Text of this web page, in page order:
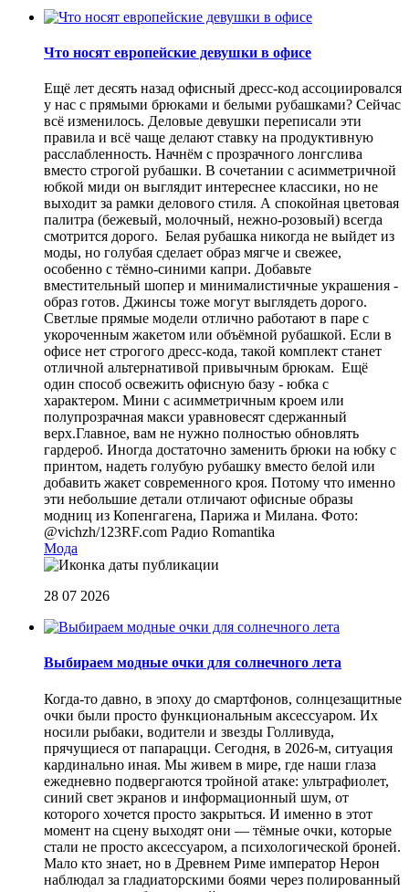
Что носят европейские девушки в офисе
Ещё лет десять назад офисный дресс-код ассоциировался
у нас с прямыми брюками и белыми рубашками? Сейчас
всё изменилось. Деловые девушки переписали эти
правила и всё чаще делают ставку на продуктивную
расслабленность. Начнём с прозрачного лонгслива
вместо строгой рубашки. В сочетании с асимметричной
юбкой миди он выглядит интереснее классики, но не
выходит за рамки делового стиля. А спокойная цветовая
палитра (бежевый, молочный, нежно-розовый) всегда
смотрится дорого. Белая рубашка никогда не выйдет из
моды, но голубая сделает образ мягче и свежее,
особенно с тёмно-синими капри. Добавьте
вместительный шопер и минималистичные украшения -
образ готов. Джинсы тоже могут выглядеть дорого.
Светлые прямые модели отлично работают в паре с
укороченным жакетом или объёмной рубашкой. Если в
офисе нет строгого дресс-кода, такой комплект станет
отличной альтернативой привычным брюкам. Ещё
один способ освежить офисную базу - юбка с
характером. Мини с асимметричным кроем или
полупрозрачная макси уравновесят сдержанный
верх.Главное, вам не нужно полностью обновлять
гардероб. Иногда достаточно заменить брюки на юбку с
принтом, надеть голубую рубашку вместо белой или
добавить жакет современного кроя. Потому что именно
эти небольшие детали отличают офисные образы
модниц из Копенгагена, Парижа и Милана. Фото:
@vichzh/123RF.com Радио Romantika
Мода
28 07 2026
Выбираем модные очки для солнечного лета
Когда-то давно, в эпоху до смартфонов, солнцезащитные
очки были просто функциональным аксессуаром. Их
носили рыбаки, водители и звезды Голливуда,
прячущиеся от папарацци. Сегодня, в 2026-м, ситуация
кардинально иная. Мы живем в мире, где наши глаза
ежедневно подвергаются тройной атаке: ультрафиолет,
синий свет экранов и информационный шум, от
которого хочется просто закрыться. И именно в этот
момент на сцену выходят они — тёмные очки, которые
стали не просто аксессуаром, а психологической броней.
Мало кто знает, но в Древнем Риме император Нерон
наблюдал за гладиаторскими боями через полированный